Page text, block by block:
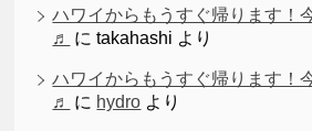
ハワイからもうすぐ帰ります！
♬
にtakahashi より
ハワイからもうすぐ帰ります！
♬
に hydro より